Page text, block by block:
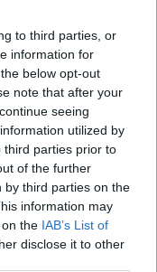
to third parties, or
information for
below opt-out
note that after your
seeing
utilized by
third parties prior to
of the further
by third parties on the
information may
the IAB’s List of
disclose it to other
Mantra
2 - 6%
5 - 16%